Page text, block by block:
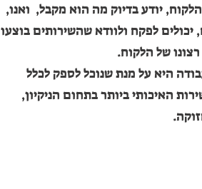
יודע בדיוק מה הוא מקבל, ואנו,
יכולים לפקח ולוודא שהשירותים בוצעו
של הלקוח.
היא על מנת שנוכל לספק לכלל
האיכותי ביותר בתחום הניקיון,